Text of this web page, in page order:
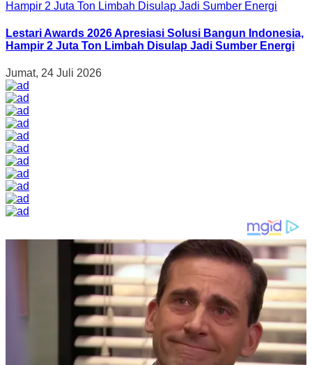
Lestari Awards 2026 Apresiasi Solusi Bangun Indonesia,
Hampir 2 Juta Ton Limbah Disulap Jadi Sumber Energi
Jumat, 24 Juli 2026